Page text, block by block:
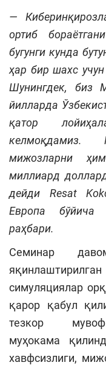
—
ортиб
бугунги кунда
ҳар бир шахс
Шунингдек, биз
йилларда
қатор
келмоқдамиз.
мижозларни
миллиард
дейди Resat
Европа бўйича
раҳбари.
Семинар
симуляциялар
қарор қабул
тезкор
муҳокама
хавфсизлиги,